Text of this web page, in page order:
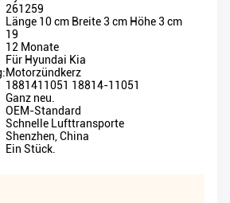
261259
Länge 10 cm Breite 3 cm Höhe 3 cm
19
12 Monate
Für Hyundai Kia
Motorzündkerz
1881411051 18814-11051
Ganz neu.
OEM-Standard
Schnelle Lufttransporte
Shenzhen, China
Ein Stück.